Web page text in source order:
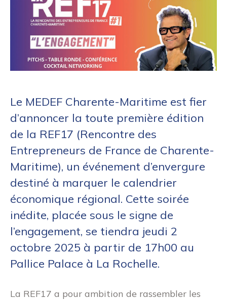
Le MEDEF Charente-Maritime est fier
d’annoncer la toute première édition
de la REF17 (Rencontre des
Entrepreneurs de France de Charente-
Maritime), un événement d’envergure
destiné à marquer le calendrier
économique régional. Cette soirée
inédite, placée sous le signe de
l’engagement, se tiendra jeudi 2
octobre 2025 à partir de 17h00 au
Pallice Palace à La Rochelle.
La REF17 a pour ambition de rassembler les